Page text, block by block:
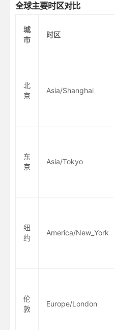
全球主要时区对比
城
市
时区
北
京
Asia/Shanghai
东
京
Asia/Tokyo
纽
约
America/New_York
伦
敦
Europe/London